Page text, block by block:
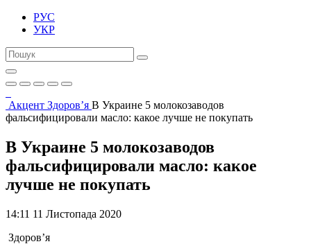
РУС
УКР
Акцент Здоров’я В Украине 5 молокозаводов
фальсифицировали масло: какое лучше не покупать
В Украине 5 молокозаводов
фальсифицировали масло: какое
лучше не покупать
14:11 11 Листопада 2020
Здоров’я